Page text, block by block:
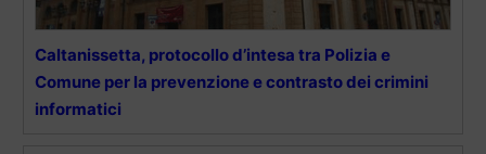
Caltanissetta, protocollo d’intesa tra Polizia e
Comune per la prevenzione e contrasto dei crimini
informatici